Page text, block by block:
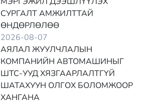
СУРГАЛТ АМЖИЛТТАЙ
ӨНДӨРЛӨЛӨӨ
2026-08-07
АЯЛАЛ ЖУУЛЧЛАЛЫН
КОМПАНИЙН АВТОМАШИНЫГ
ШТС-УУД ХЯЗГААРЛАЛТГҮЙ
ШАТАХУУН ОЛГОХ БОЛОМЖООР
ХАНГАНА